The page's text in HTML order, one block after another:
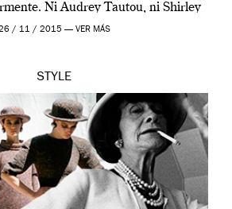
Ni Audrey Tautou, ni Shirley
ni ninguna otra. A él […]
/ 11 / 2015 — VER MÁS
STYLE